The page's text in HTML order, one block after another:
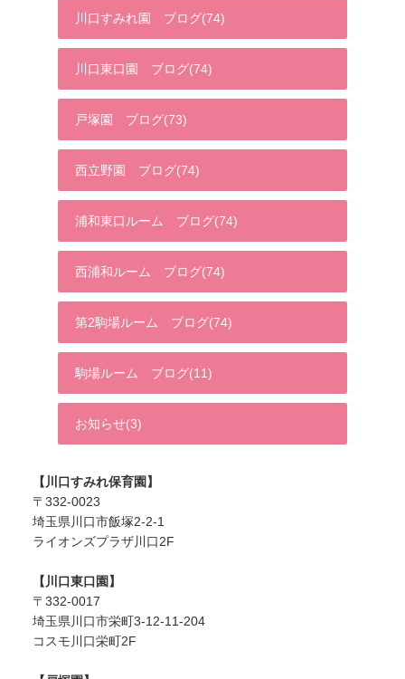
川口すみれ園 ブログ(74)
川口東口園 ブログ(74)
戸塚園 ブログ(73)
西立野園 ブログ(74)
浦和東口ルーム ブログ(74)
西浦和ルーム ブログ(74)
第2駒場ルーム ブログ(74)
駒場ルーム ブログ(11)
お知らせ(3)
【川口すみれ保育園】
〒332-0023
埼玉県川口市飯塚2-2-1
ライオンズプラザ川口2F
【川口東口園】
〒332-0017
埼玉県川口市栄町3-12-11-204
コスモ川口栄町2F